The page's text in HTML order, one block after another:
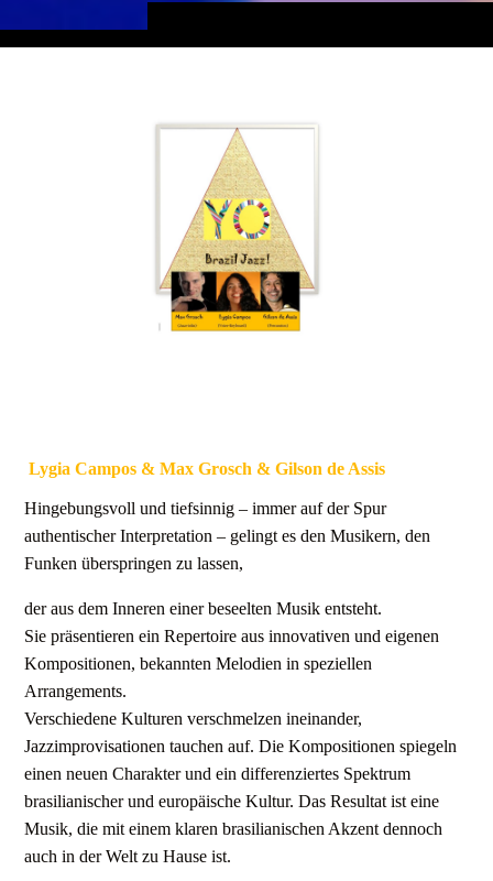
Lygia Campos & Max Grosch & Gilson de Assis
Hingebungsvoll und tiefsinnig – immer auf der Spur
authentischer Interpretation – gelingt es den Musikern, den
Funken überspringen zu lassen,
der aus dem Inneren einer beseelten Musik entsteht.
Sie präsentieren ein Repertoire aus innovativen und eigenen
Kompositionen, bekannten Melodien in speziellen
Arrangements.
Verschiedene Kulturen verschmelzen ineinander,
Jazzimprovisationen tauchen auf. Die Kompositionen spiegeln
einen neuen Charakter und ein differenziertes Spektrum
brasilianischer und europäische Kultur. Das Resultat ist eine
Musik, die mit einem klaren brasilianischen Akzent dennoch
auch in der Welt zu Hause ist.